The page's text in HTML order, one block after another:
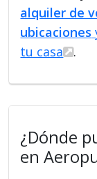
alquiler de
ubicaciones
tu casa
.
¿Dónde
en